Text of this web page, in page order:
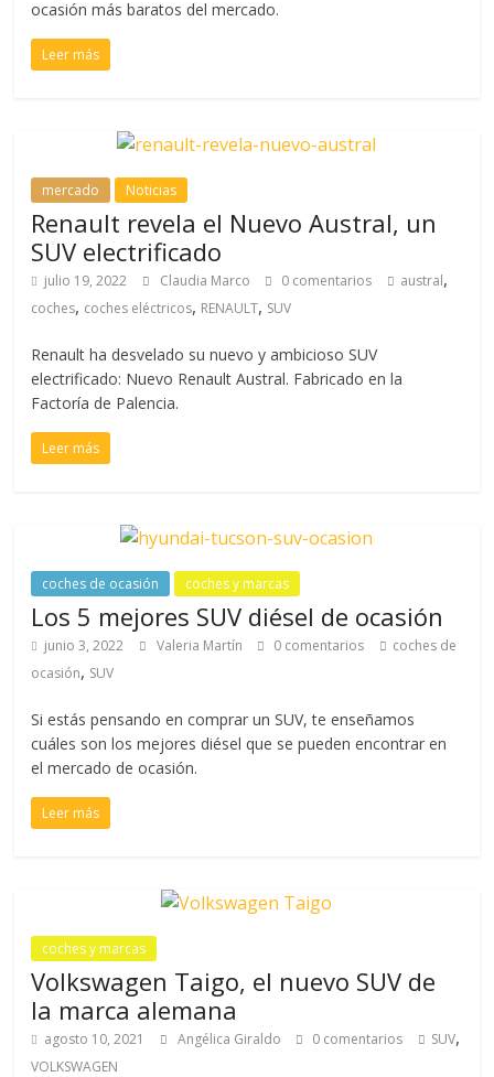
ocasión más baratos del mercado.
Leer más
mercado Noticias
Renault revela el Nuevo Austral, un
SUV electrificado
julio 19, 2022 Claudia Marco 0 comentarios austral,
coches, coches eléctricos, RENAULT, SUV
Renault ha desvelado su nuevo y ambicioso SUV
electrificado: Nuevo Renault Austral. Fabricado en la
Factoría de Palencia.
Leer más
coches de ocasión coches y marcas
Los 5 mejores SUV diésel de ocasión
junio 3, 2022 Valeria Martín 0 comentarios
coches de
ocasión, SUV
Si estás pensando en comprar un SUV, te enseñamos
cuáles son los mejores diésel que se pueden encontrar en
el mercado de ocasión.
Leer más
coches y marcas
Volkswagen Taigo, el nuevo SUV de
la marca alemana
agosto 10, 2021 Angélica Giraldo 0 comentarios SUV,
VOLKSWAGEN